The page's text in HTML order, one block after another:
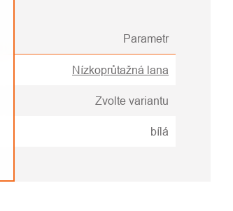
Parametr
Nízkoprůtažná lana
Zvolte variantu
bílá